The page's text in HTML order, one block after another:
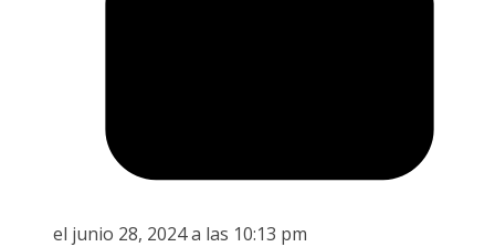
el junio 28, 2024 a las 10:13 pm